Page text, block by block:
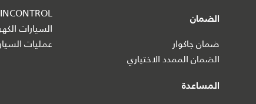
الضمان
ضمان جاكوار
الضمان الممدد الاختياري
المساعدة
INCONTROL
السيارات
عمليات